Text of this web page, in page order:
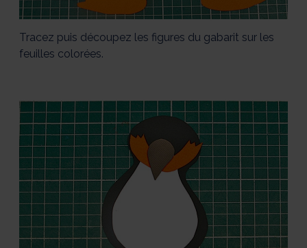
Tracez puis découpez les figures du gabarit sur les
feuilles colorées.